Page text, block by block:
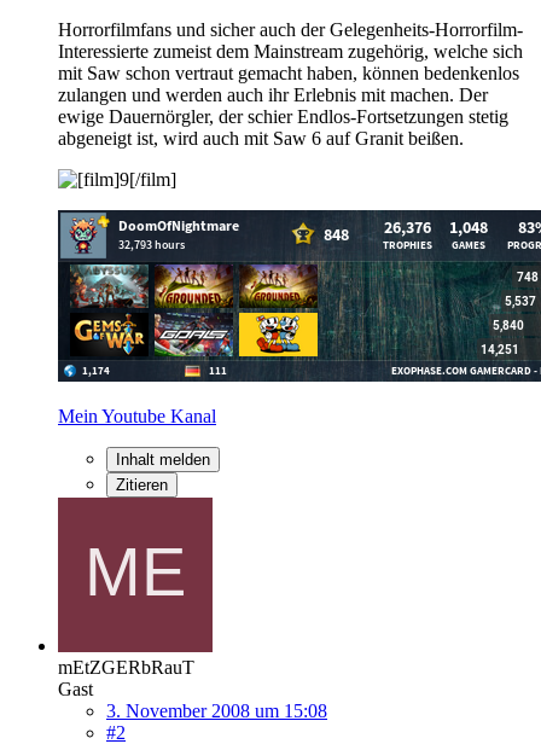
Horrorfilmfans und sicher auch der Gelegenheits-Horrorfilm-
Interessierte zumeist dem Mainstream zugehörig, welche sich
mit Saw schon vertraut gemacht haben, können bedenkenlos
zulangen und werden auch ihr Erlebnis mit machen. Der
ewige Dauernörgler, der schier Endlos-Fortsetzungen stetig
abgeneigt ist, wird auch mit Saw 6 auf Granit beißen.
Mein Youtube Kanal
Inhalt melden
Zitieren
mEtZGERbRauT
Gast
3. November 2008 um 15:08
#2